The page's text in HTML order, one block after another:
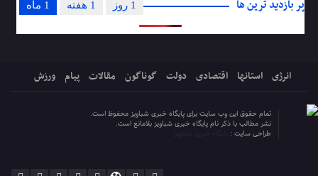
پر بازدید ترین ها 1 ماه 1 هفته 1 روز
انرژی استانها اقتصادی دولت گوناگون مقالات پیام ورزش
تمام حقوق این وب سایت برای پایگاه خبری شباویز محفوظ است.
نشر مطالب با ذکر نام پایگاه خبری شباویز بلامانع است.
طراحی سایت :